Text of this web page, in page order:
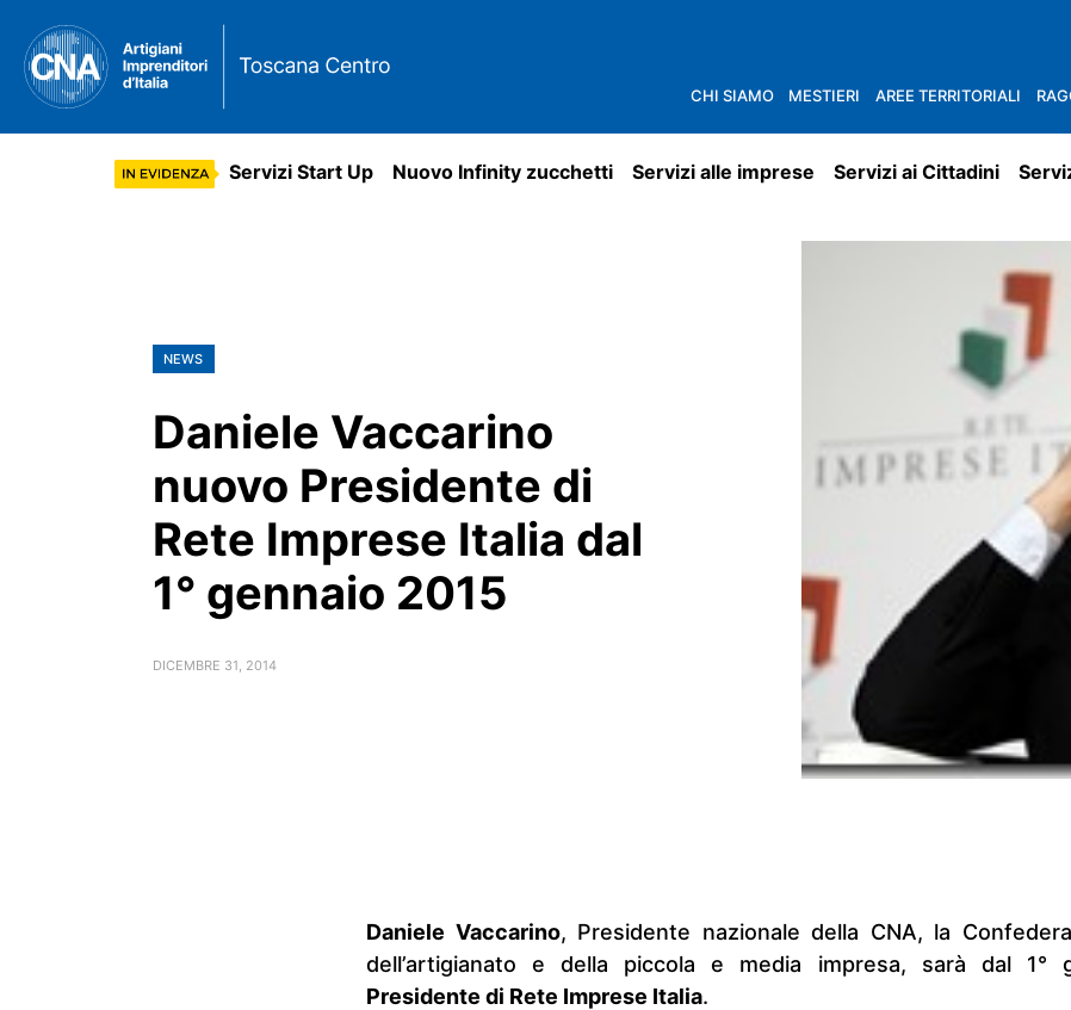
CHI SIAMO MESTIERI AREE TERRITORIALI
Servizi Start Up Nuovo Infinity zucchetti Servizi alle imprese Servizi ai Cittadini
NEWS
Daniele Vaccarino
nuovo Presidente di
Rete Imprese Italia dal
1° gennaio 2015
DICEMBRE 31, 2014
Daniele Vaccarino, Presidente nazionale della CNA, la
dell’artigianato e della piccola e media impresa, sarà dal 1°
Presidente di Rete Imprese Italia.